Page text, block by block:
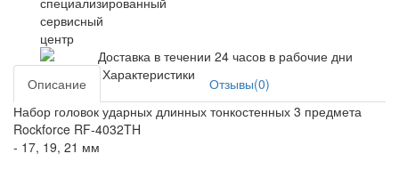
Доставка в течении 24 часов в рабочие дни
Описание
Характеристики
Отзывы(0)
Набор головок ударных длинных тонкостенных 3 предмета
Rockforce RF-4032TH
- 17, 19, 21 мм